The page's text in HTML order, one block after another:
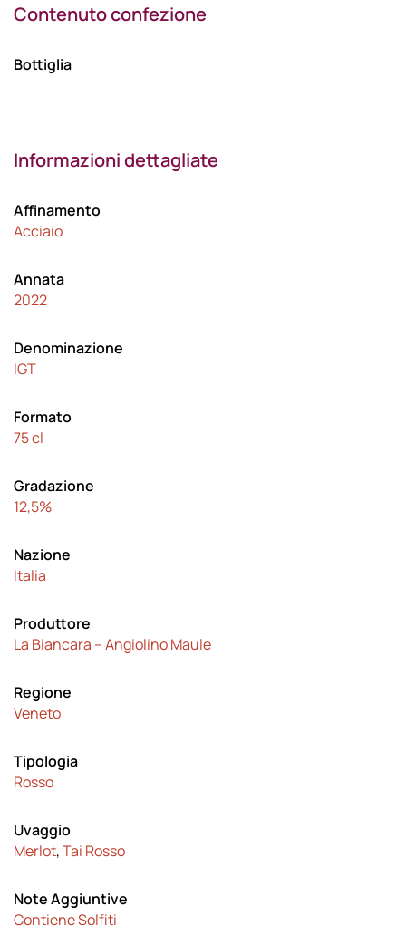
Contenuto confezione
Bottiglia
Informazioni dettagliate
Affinamento
Acciaio
Annata
2022
Denominazione
IGT
Formato
75 cl
Gradazione
12,5%
Nazione
Italia
Produttore
La Biancara – Angiolino Maule
Regione
Veneto
Tipologia
Rosso
Uvaggio
Merlot,Tai Rosso
Note Aggiuntive
Contiene Solfiti